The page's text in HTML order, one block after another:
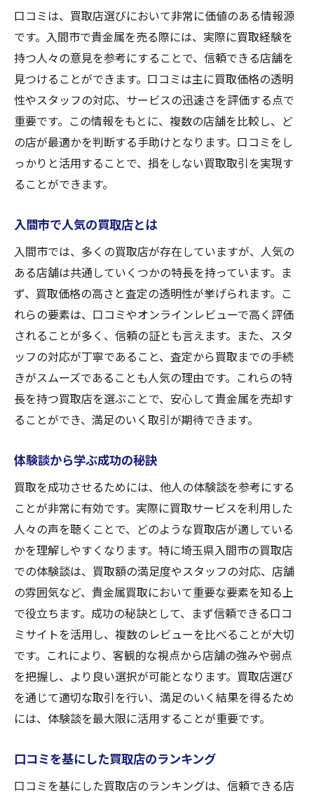
口コミは、買取店選びにおいて非常に価値のある情報源
です。入間市で貴金属を売る際には、実際に買取経験を
持つ人々の意見を参考にすることで、信頼できる店舗を
見つけることができます。口コミは主に買取価格の透明
性やスタッフの対応、サービスの迅速さを評価する点で
重要です。この情報をもとに、複数の店舗を比較し、ど
の店が最適かを判断する手助けとなります。口コミをし
っかりと活用することで、損をしない買取取引を実現す
ることができます。
入間市で人気の買取店とは
入間市では、多くの買取店が存在していますが、人気の
ある店舗は共通していくつかの特長を持っています。ま
ず、買取価格の高さと査定の透明性が挙げられます。こ
れらの要素は、口コミやオンラインレビューで高く評価
されることが多く、信頼の証とも言えます。また、スタ
ッフの対応が丁寧であること、査定から買取までの手続
きがスムーズであることも人気の理由です。これらの特
長を持つ買取店を選ぶことで、安心して貴金属を売却す
ることができ、満足のいく取引が期待できます。
体験談から学ぶ成功の秘訣
買取を成功させるためには、他人の体験談を参考にする
ことが非常に有効です。実際に買取サービスを利用した
人々の声を聴くことで、どのような買取店が適している
かを理解しやすくなります。特に埼玉県入間市の買取店
での体験談は、買取額の満足度やスタッフの対応、店舗
の雰囲気など、貴金属買取において重要な要素を知る上
で役立ちます。成功の秘訣として、まず信頼できる口コ
ミサイトを活用し、複数のレビューを比べることが大切
です。これにより、客観的な視点から店舗の強みや弱点
を把握し、より良い選択が可能となります。買取店選び
を通じて適切な取引を行い、満足のいく結果を得るため
には、体験談を最大限に活用することが重要です。
口コミを基にした買取店のランキング
口コミを基にした買取店のランキングは、信頼できる店